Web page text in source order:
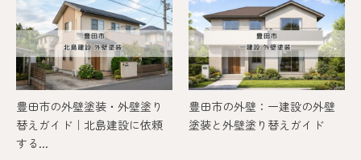
豊田市の外壁塗装・外壁塗り
替えガイド｜北島建設に依頼
する...
豊田市の外壁：一建設の外壁
塗装と外壁塗り替えガイド